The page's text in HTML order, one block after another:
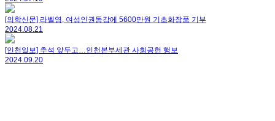
[의학신문] 라벨영, 여성인권동감에 5600만원 기초화장품 기부
2024.08.21
[인천일보] 추석 앞두고…인천본부세관 사회공헌 행보
2024.09.20